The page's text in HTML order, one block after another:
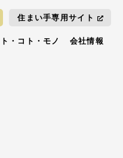
住まい手専用サイト
・コト・モノ 会社情報